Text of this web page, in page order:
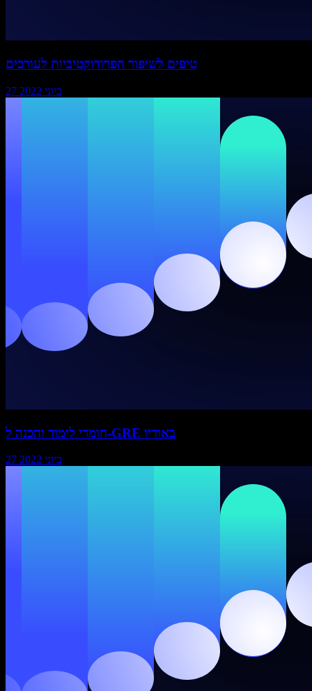
טיפים לשיפור הפרודוקטיביות לעורכים
27 ביוני 2022
חומרי לימוד והכנה ל-GRE באודיו
27 ביוני 2022